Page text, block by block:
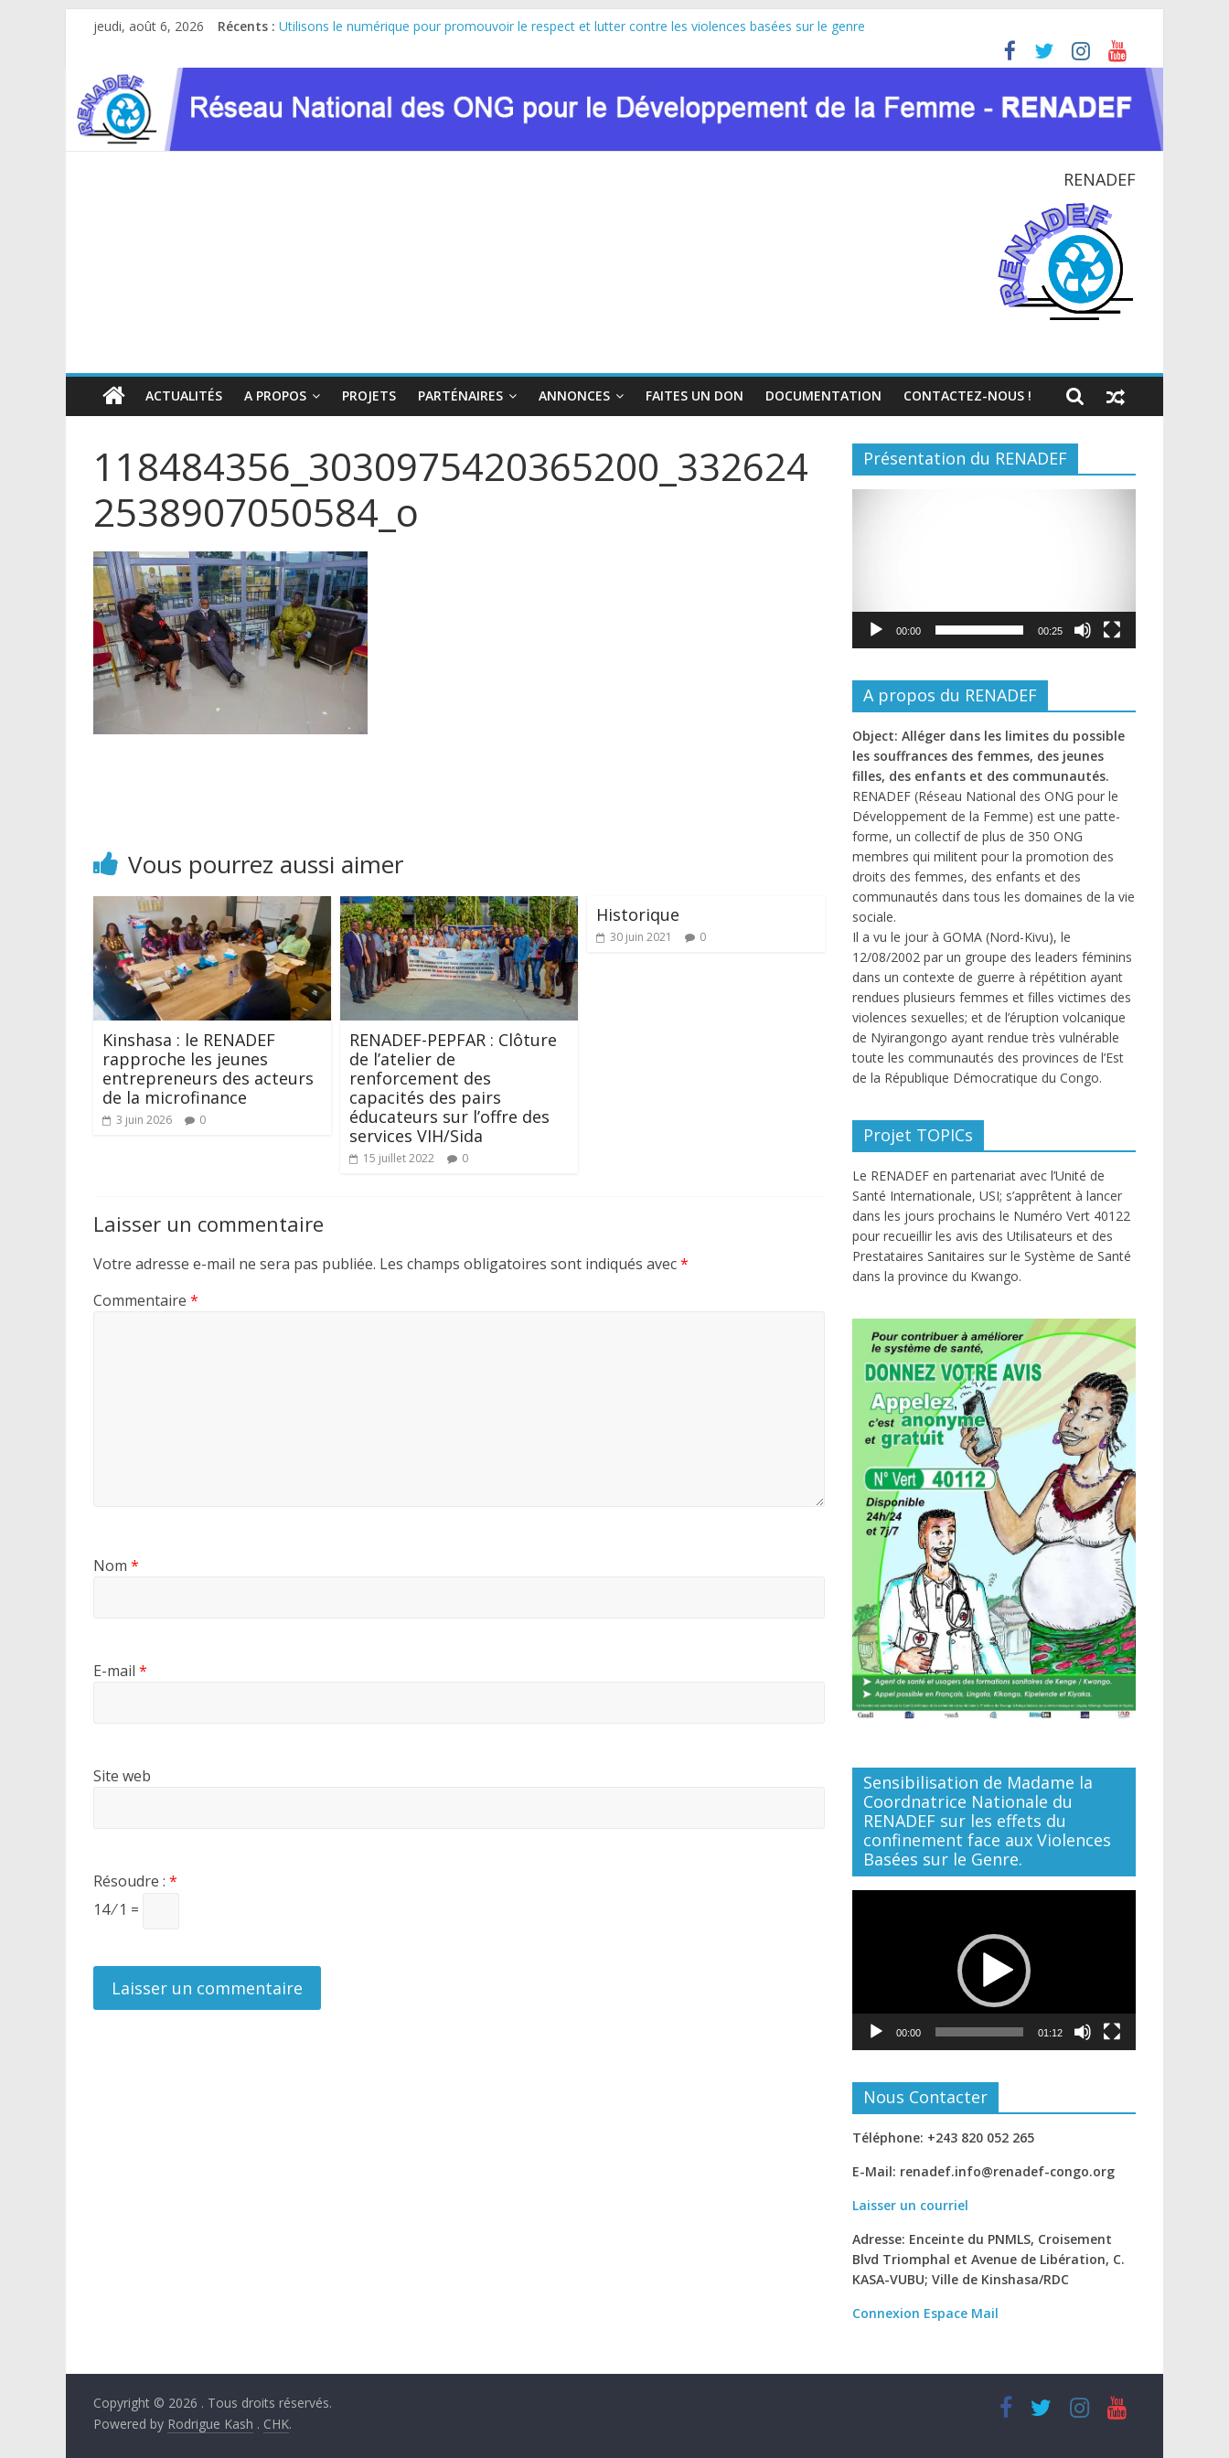
Passerjeudi, août 6, 2026 Récents : Utilisons le numérique pour promouvoir le respect et lutter contre les violences basées sur le genre
RDC : Sous l’impulsion de Marie Nyombo Zaina, le CPD et RENADEF renforcent leur plaidoyer pour la paix et le dialogue national
Atelier de consultation sur les approches innovantes de lutte contre les VBG dans le contexte du VIH et des crises humanitaires
RENADEF
ACTUALITÉS A PROPOS PROJETS PARTÉNAIRES ANNONCES FAITES UN DON DOCUMENTATION CONTACTEZ-NOUS !
118484356_3030975420365200_332624
2538907050584_o
Vous pourrez aussi aimer
Kinshasa : le RENADEF
rapproche les jeunes
entrepreneurs des acteurs
de la microfinance
3 juin 2026 0
RENADEF-PEPFAR : Clôture
de l’atelier de
renforcement des
capacités des pairs
éducateurs sur l’offre des
services VIH/Sida
15 juillet 2022 0
Historique
30 juin 2021 0
Laisser un commentaire
Votre adresse e-mail ne sera pas publiée. Les champs obligatoires sont indiqués avec*
Commentaire *
Nom *
E-mail *
Site web
Résoudre : *
14 ⁄ 1 =
Présentation du RENADEF
00:00 00:25
A propos du RENADEF
Object: Alléger dans les limites du possible
les souffrances des femmes, des jeunes
filles, des enfants et des communautés.
RENADEF (Réseau National des ONG pour le
Développement de la Femme) est une patte-
forme, un collectif de plus de 350 ONG
membres qui militent pour la promotion des
droits des femmes, des enfants et des
communautés dans tous les domaines de la vie
sociale.
Il a vu le jour à GOMA (Nord-Kivu), le
12/08/2002 par un groupe des leaders féminins
dans un contexte de guerre à répétition ayant
rendues plusieurs femmes et filles victimes des
violences sexuelles; et de l’éruption volcanique
de Nyirangongo ayant rendue très vulnérable
toute les communautés des provinces de l’Est
de la République Démocratique du Congo.
Projet TOPICs
Le RENADEF en partenariat avec l’Unité de
Santé Internationale, USI; s’apprêtent à lancer
dans les jours prochains le Numéro Vert 40122
pour recueillir les avis des Utilisateurs et des
Prestataires Sanitaires sur le Système de Santé
dans la province du Kwango.
Sensibilisation de Madame la
Coordnatrice Nationale du
RENADEF sur les effets du
confinement face aux Violences
Basées sur le Genre.
00:00 01:12
Nous Contacter
Téléphone: +243 820 052 265
E-Mail: renadef.info@renadef-congo.org
Laisser un courriel
Adresse: Enceinte du PNMLS, Croisement
Blvd Triomphal et Avenue de Libération, C.
KASA-VUBU; Ville de Kinshasa/RDC
Connexion Espace Mail
Copyright © 2026 . Tous droits réservés.
Powered by Rodrigue Kash . CHK.